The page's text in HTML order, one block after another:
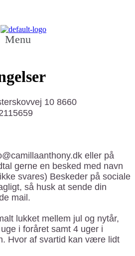
Menu
10 8660
eller på
gerne en besked med navn
svares) Beskeder på sociale
så husk at sende din
mail.
lukket mellem jul og nytår,
i foråret samt 4 uger i
Hvor af svartid kan være lidt